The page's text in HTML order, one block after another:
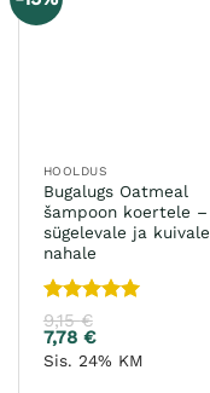
HOOLDUS
Bugalugs Oatmeal
šampoon koertele –
sügelevale ja kuivale
nahale
Hinnanguga
5/ 5
9,15€
7,78 €
Sis. 24% KM